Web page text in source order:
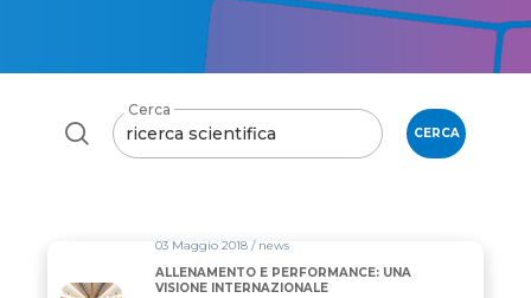
Cerca
CERCA
03 Maggio 2018 / news
ALLENAMENTO E PERFORMANCE: UNA
VISIONE INTERNAZIONALE